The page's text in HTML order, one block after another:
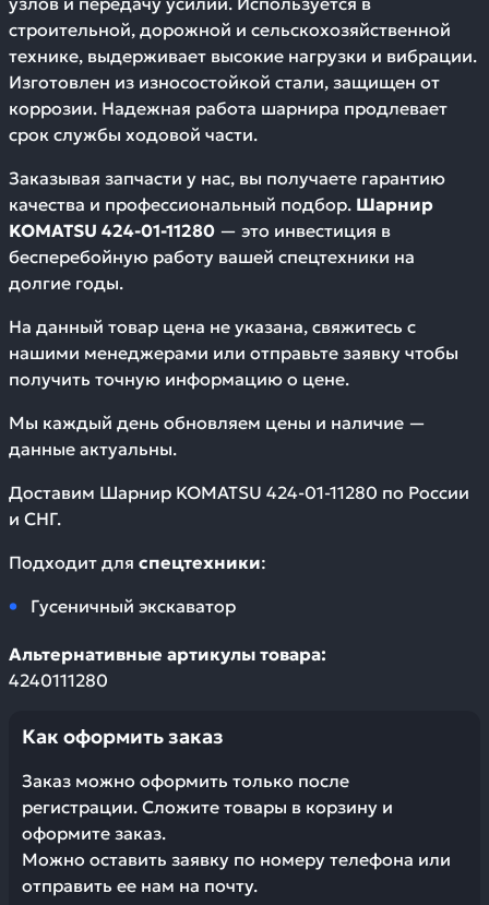
строительной, дорожной и сельскохозяйственной
технике, выдерживает высокие нагрузки и вибрации.
Изготовлен из износостойкой стали, защищен от
коррозии. Надежная работа шарнира продлевает
срок службы ходовой части.
Заказывая запчасти у нас, вы получаете гарантию
качества и профессиональный подбор. Шарнир
KOMATSU 424-01-11280 — это инвестиция в
бесперебойную работу вашей спецтехники на
долгие годы.
На данный товар цена не указана, свяжитесь с
нашими менеджерами или отправьте заявку чтобы
получить точную информацию о цене.
Мы каждый день обновляем цены и наличие —
данные актуальны.
Доставим Шарнир KOMATSU 424-01-11280 по России
и СНГ.
Подходит для спецтехники:
Гусеничный экскаватор
Альтернативные артикулы товара:
4240111280
Как оформить заказ
Заказ можно оформить только после
регистрации. Сложите товары в корзину и
оформите заказ.
Можно оставить заявку по номеру телефона или
отправить ее нам на почту.